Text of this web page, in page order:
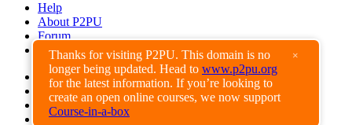
Thanks for visiting P2PU. This domain is no
longer being updated. Head to www.p2pu.org
for the latest information. If you’re looking to
create an open online courses, we now support
Course-in-a-box
×
Help
About P2PU
Forum
Found a Bug?
Creative Commons
Share-Alike
Privacy Guidelines
Terms of Use